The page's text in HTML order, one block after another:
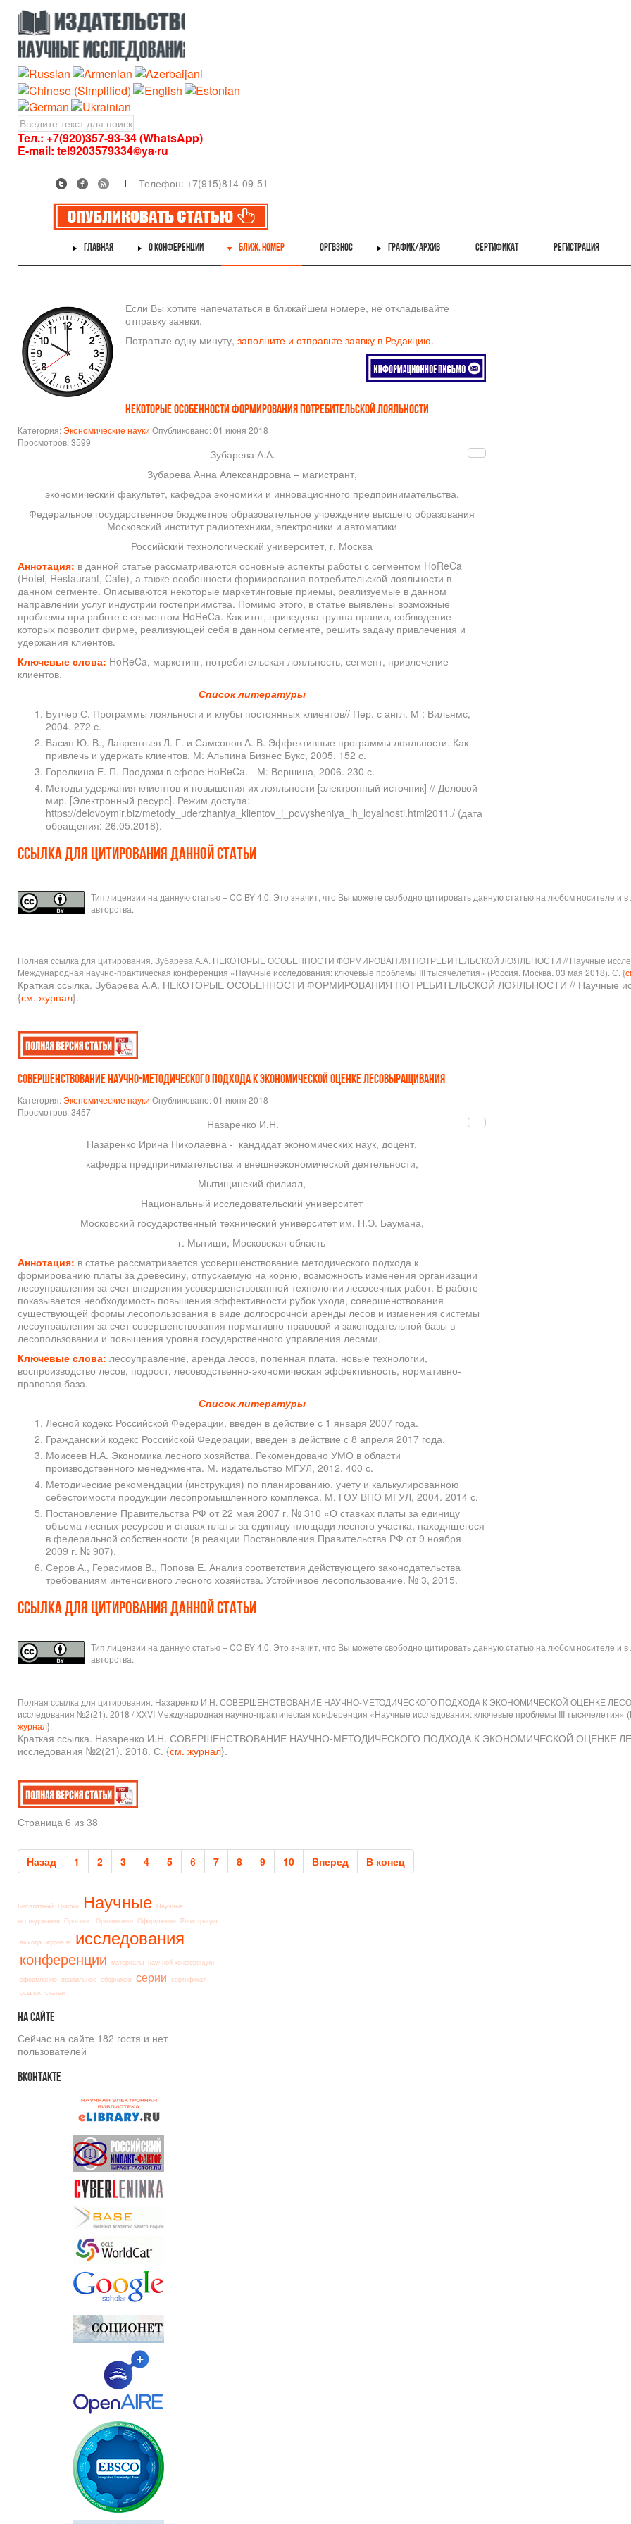
Тел.: +7(920)357-93-34 (WhatsApp)
E-mail: tel9203579334©ya·ru
Телефон: +7(915)814-09-51
ГЛАВНАЯ О КОНФЕРЕНЦИИ БЛИЖ. НОМЕР ОРГВЗНОС ГРАФИК/АРХИВ СЕРТИФИКАТ РЕГИСТРАЦИЯ
Если Вы хотите напечататься в ближайшем номере, не откладывайте
отправку заявки.
Потратьте одну минуту, заполните и отправьте заявку в Редакцию.
НЕКОТОРЫЕ ОСОБЕННОСТИ ФОРМИРОВАНИЯ ПОТРЕБИТЕЛЬСКОЙ ЛОЯЛЬНОСТИ
Категория:Экономические науки Опубликовано: 01 июня 2018
Просмотров: 3599
Зубарева А.А.
Зубарева Анна Александровна – магистрант,
экономический факультет, кафедра экономики и инновационного предпринимательства,
Федеральное государственное бюджетное образовательное учреждение высшего образования
Московский институт радиотехники, электроники и автоматики
Российский технологический университет, г. Москва
Аннотация: в данной статье рассматриваются основные аспекты работы с сегментом HoReCa
(Hotel, Restaurant, Cafe), а также особенности формирования потребительской лояльности в
данном сегменте. Описываются некоторые маркетинговые приемы, реализуемые в данном
направлении услуг индустрии гостеприимства. Помимо этого, в статье выявлены возможные
проблемы при работе с сегментом HoReCa. Как итог, приведена группа правил, соблюдение
которых позволит фирме, реализующей себя в данном сегменте, решить задачу привлечения и
удержания клиентов.
Ключевые слова: HoReCa, маркетинг, потребительская лояльность, сегмент, привлечение
клиентов.
Список литературы
Бутчер С. Программы лояльности и клубы постоянных клиентов// Пер. с англ. М : Вильямс,
2004. 272 с.
Васин Ю. В., Лаврентьев Л. Г. и Самсонов А. В. Эффективные программы лояльности. Как
привлечь и удержать клиентов. М: Альпина Бизнес Букс, 2005. 152 с.
Горелкина Е. П. Продажи в сфере HoReCa. - М: Вершина, 2006. 230 с.
Методы удержания клиентов и повышения их лояльности [электронный источник] // Деловой
мир. [Электронный ресурс]. Режим доступа:
https://delovoymir.biz/metody_uderzhaniya_klientov_i_povysheniya_ih_loyalnosti.html2011./ (дата
обращения: 26.05.2018).
Ссылка для цитирования данной статьи
Тип лицензии на данную статью – CC BY 4.0. Это значит, что Вы можете свободно цитировать данную статью на любом носителе и
авторства.
Полная ссылка для цитирования. Зубарева А.А. НЕКОТОРЫЕ ОСОБЕННОСТИ ФОРМИРОВАНИЯ ПОТРЕБИТЕЛЬСКОЙ ЛОЯЛЬНОСТИ // Научные
Международная научно-практическая конференция «Научные исследования: ключевые проблемы III тысячелетия» (Россия. Москва. 03 мая 2018). С. {
Краткая ссылка. Зубарева А.А. НЕКОТОРЫЕ ОСОБЕННОСТИ ФОРМИРОВАНИЯ ПОТРЕБИТЕЛЬСКОЙ ЛОЯЛЬНОСТИ // Научные
{см. журнал}.
СОВЕРШЕНСТВОВАНИЕ НАУЧНО-МЕТОДИЧЕСКОГО ПОДХОДА К ЭКОНОМИЧЕСКОЙ ОЦЕНКЕ ЛЕСОВЫРАЩИВАНИЯ
Категория:Экономические науки Опубликовано: 01 июня 2018
Просмотров: 3457
Назаренко И.Н.
Назаренко Ирина Николаевна - кандидат экономических наук, доцент,
кафедра предпринимательства и внешнеэкономической деятельности,
Мытищинский филиал,
Национальный исследовательский университет
Московский государственный технический университет им. Н.Э. Баумана,
г. Мытищи, Московская область
Аннотация: в статье рассматривается усовершенствование методического подхода к
формированию платы за древесину, отпускаемую на корню, возможность изменения организации
лесоуправления за счет внедрения усовершенствованной технологии лесосечных работ. В работе
показывается необходимость повышения эффективности рубок ухода, совершенствования
существующей формы лесопользования в виде долгосрочной аренды лесов и изменения системы
лесоуправления за счет совершенствования нормативно-правовой и законодательной базы в
лесопользовании и повышения уровня государственного управления лесами.
Ключевые слова: лесоуправление, аренда лесов, попенная плата, новые технологии,
воспроизводство лесов, подрост, лесоводственно-экономическая эффективность, нормативно-
правовая база.
Список литературы
Лесной кодекс Российской Федерации, введен в действие с 1 января 2007 года.
Гражданский кодекс Российской Федерации, введен в действие с 8 апреля 2017 года.
Моисеев Н.А. Экономика лесного хозяйства. Рекомендовано УМО в области
производственного менеджмента. М. издательство МГУЛ, 2012. 400 с.
Методические рекомендации (инструкция) по планированию, учету и калькулированною
себестоимости продукции лесопромышленного комплекса. М. ГОУ ВПО МГУЛ, 2004. 2014 с.
Постановление Правительства РФ от 22 мая 2007 г. № 310 «О ставках платы за единицу
объема лесных ресурсов и ставах платы за единицу площади лесного участка, находящегося
в федеральной собственности (в реакции Постановления Правительства РФ от 9 ноября
2009 г. № 907).
Серов А., Герасимов В., Попова Е. Анализ соответствия действующего законодательства
требованиям интенсивного лесного хозяйства. Устойчивое лесопользование. № 3, 2015.
Ссылка для цитирования данной статьи
Тип лицензии на данную статью – CC BY 4.0. Это значит, что Вы можете свободно цитировать данную статью на любом носителе и
авторства.
Полная ссылка для цитирования. Назаренко И.Н. СОВЕРШЕНСТВОВАНИЕ НАУЧНО-МЕТОДИЧЕСКОГО ПОДХОДА К ЭКОНОМИЧЕСКОЙ ОЦЕНКЕ
исследования №2(21). 2018 / XXVI Международная научно-практическая конференция «Научные исследования: ключевые проблемы III тысячелетия»
журнал}.
Краткая ссылка. Назаренко И.Н. СОВЕРШЕНСТВОВАНИЕ НАУЧНО-МЕТОДИЧЕСКОГО ПОДХОДА К ЭКОНОМИЧЕСКОЙ ОЦЕНКЕ
исследования №2(21). 2018. С. {см. журнал}.
Страница 6 из 38
Назад 1 2 3 4 5 6 7 8 9 10 Вперед В конец
Бесплатный График Научные Научные
исследования Оргвзнос Оргкомитете Оформление Регистрация
выхода журнале исследования
конференции материалы научной конференции
оформление правильное сборников серии сертификат
ссылок статьи
Насайте
Сейчас на сайте 182 гостя и нет
пользователей
Вконтакте